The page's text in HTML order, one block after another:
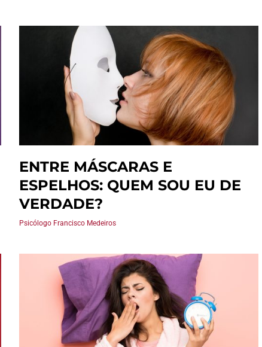
ENTRE MÁSCARAS E
ESPELHOS: QUEM SOU EU DE
VERDADE?
Psicólogo Francisco Medeiros